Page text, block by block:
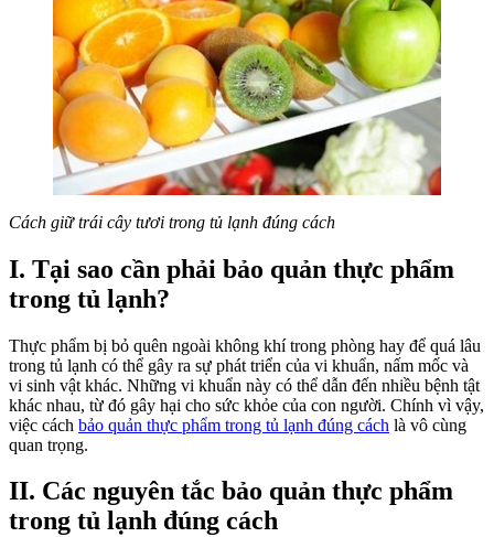
Cách giữ trái cây tươi trong tủ lạnh đúng cách
I. Tại sao cần phải bảo quản thực phẩm
trong tủ lạnh?
Thực phẩm bị bỏ quên ngoài không khí trong phòng hay để quá lâu
trong tủ lạnh có thể gây ra sự phát triển của vi khuẩn, nấm mốc và
vi sinh vật khác. Những vi khuẩn này có thể dẫn đến nhiều bệnh tật
khác nhau, từ đó gây hại cho sức khỏe của con người. Chính vì vậy,
việc cách bảo quản thực phẩm trong tủ lạnh đúng cách là vô cùng
quan trọng.
II. Các nguyên tắc bảo quản thực phẩm
trong tủ lạnh đúng cách